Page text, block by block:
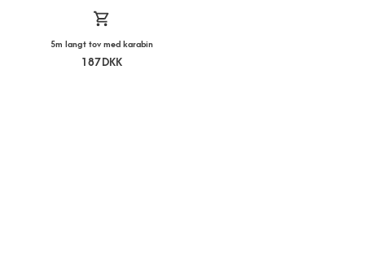
5m langt tov med karabin
187 DKK